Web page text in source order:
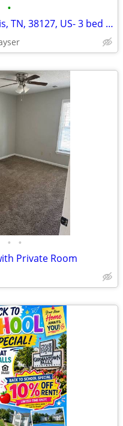
•
2166 Pamela Memphis, TN, 38127, US- 3 bed 1 bath
• •
Private Room